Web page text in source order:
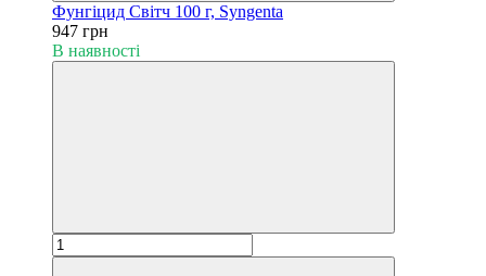
Фунгіцид Світч 100 г, Syngenta
947 грн
В наявності